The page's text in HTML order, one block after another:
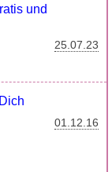
und
25.07.23
01.12.16